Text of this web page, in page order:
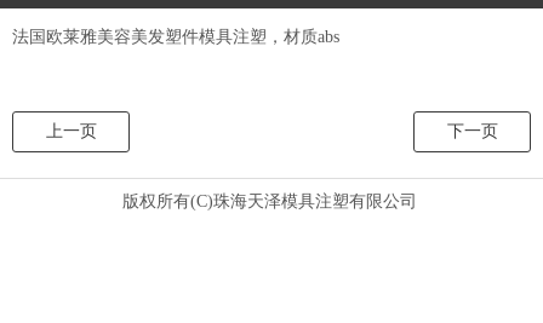
法国欧莱雅美容美发塑件模具注塑，材质abs
上一页 下一页
版权所有(C)珠海天泽模具注塑有限公司